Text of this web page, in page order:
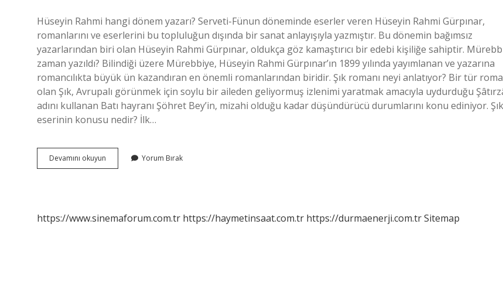
Hüseyin Rahmi hangi dönem yazarı? Serveti-Fünun döneminde eserler veren Hüseyin Rahmi Gürpınar,
romanlarını ve eserlerini bu topluluğun dışında bir sanat anlayışıyla yazmıştır. Bu dönemin bağımsız
yazarlarından biri olan Hüseyin Rahmi Gürpınar, oldukça göz kamaştırıcı bir edebi kişiliğe sahiptir.
zaman yazıldı? Bilindiği üzere Mürebbiye, Hüseyin Rahmi Gürpınar’ın 1899 yılında yayımlanan ve yazarına
romancılıkta büyük ün kazandıran en önemli romanlarından biridir. Şık romanı neyi anlatıyor? Bir tür
olan Şık, Avrupalı ​​görünmek için soylu bir aileden geliyormuş izlenimi yaratmak amacıyla uydurduğu
adını kullanan Batı hayranı Şöhret Bey’in, mizahi olduğu kadar düşündürücü durumlarını konu ediniyor. Şık
eserinin konusu nedir? İlk…
Devamını okuyun
Ne
Yorum Bırak
https://www.sinemaforum.com.tr https://haymetinsaat.com.tr https://durmaenerji.com.trSitemap